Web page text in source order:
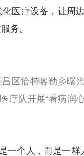
医疗设备，让周
务。
区恰特喀勒乡曙
疗队开展“看病润
一个人，而是一